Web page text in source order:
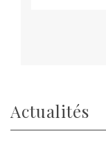
Actualités